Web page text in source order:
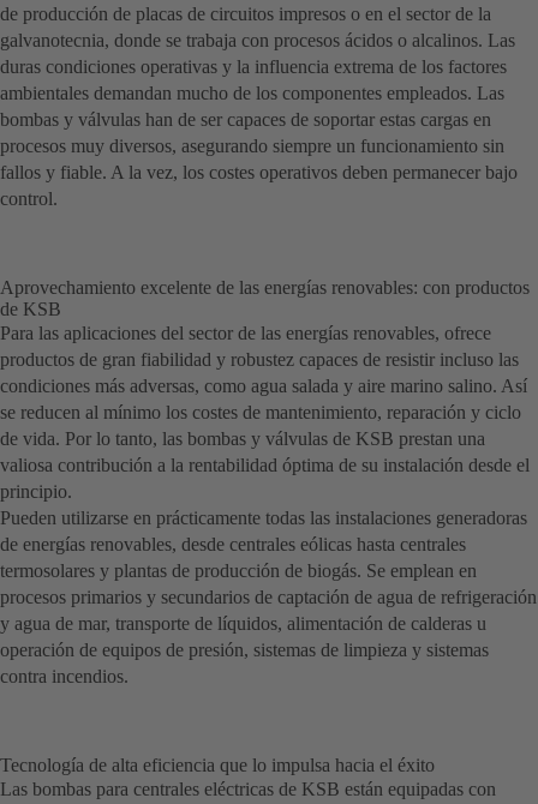
de producción de placas de circuitos impresos o en el sector de la
galvanotecnia, donde se trabaja con procesos ácidos o alcalinos. Las
duras condiciones operativas y la influencia extrema de los factores
ambientales demandan mucho de los componentes empleados. Las
bombas y válvulas han de ser capaces de soportar estas cargas en
procesos muy diversos, asegurando siempre un funcionamiento sin
fallos y fiable. A la vez, los costes operativos deben permanecer bajo
control.
Aprovechamiento excelente de las energías renovables: con productos
de KSB
Para las aplicaciones del sector de las energías renovables, ofrece
productos de gran fiabilidad y robustez capaces de resistir incluso las
condiciones más adversas, como agua salada y aire marino salino. Así
se reducen al mínimo los costes de mantenimiento, reparación y ciclo
de vida. Por lo tanto, las bombas y válvulas de KSB prestan una
valiosa contribución a la rentabilidad óptima de su instalación desde el
principio.
Pueden utilizarse en prácticamente todas las instalaciones generadoras
de energías renovables, desde centrales eólicas hasta centrales
termosolares y plantas de producción de biogás. Se emplean en
procesos primarios y secundarios de captación de agua de refrigeración
y agua de mar, transporte de líquidos, alimentación de calderas u
operación de equipos de presión, sistemas de limpieza y sistemas
contra incendios.
Tecnología de alta eficiencia que lo impulsa hacia el éxito
Las bombas para centrales eléctricas de KSB están equipadas con